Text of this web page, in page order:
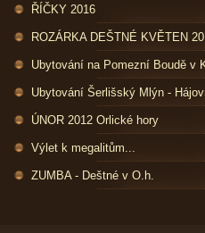
ŘÍČKY 2016
ROZÁRKA DEŠTNÉ KVĚTEN
Ubytování na Pomezní Boudě v
Ubytování Šerlišský Mlýn -
ÚNOR 2012 Orlické hory
Výlet k megalitům...
ZUMBA - Deštné v O.h.